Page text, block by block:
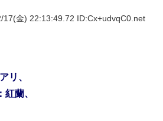
17(金) 22:13:49.72 ID:Cx+udvqC0.net
リ、
蘭、